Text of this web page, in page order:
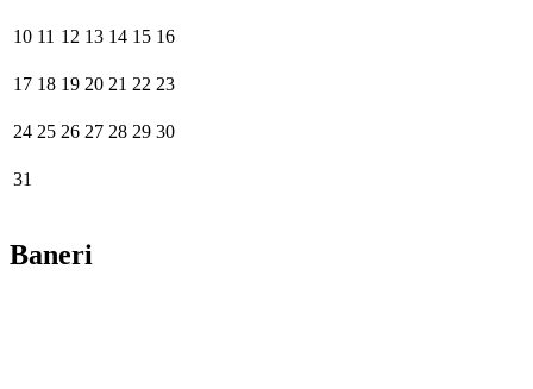
10 11 12 13 14 15 16
17 18 19 20 21 22 23
24 25 26 27 28 29 30
31
Baneri